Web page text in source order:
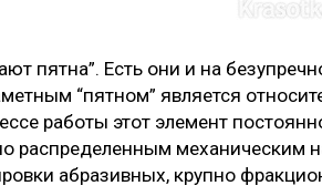
пятна”. Есть они и на
“пятном” является
работы этот элемент
распределенным механическим
абразивных, крупно